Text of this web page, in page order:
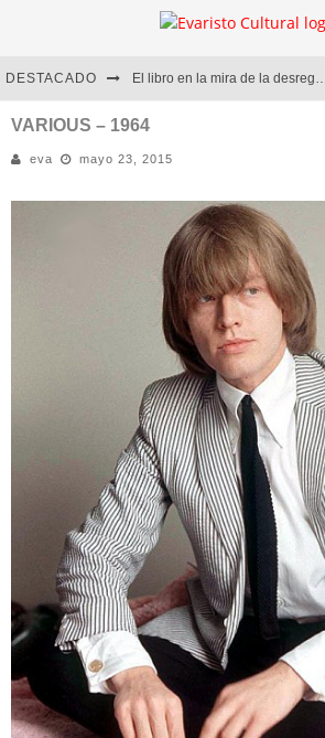
DESTACADO El libro en la mira de la
Marcelo Rubio | El llovedor
Diego Meret | Hotel Acapulco
Alejandra Correa | La nieve
VARIOUS – 1964
eva mayo 23, 2015